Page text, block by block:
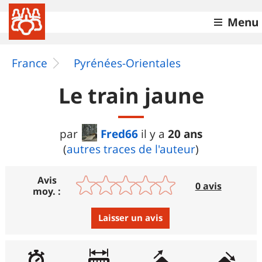
Menu
France Pyrénées-Orientales
Le train jaune
par Fred66 il y a 20 ans
(autres traces de l'auteur)
Avis
moy. :
0 avis
Laisser un avis